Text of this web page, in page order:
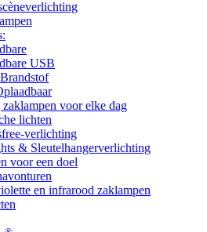
USB
zaklampen voor elke dag
lichten
verlichting
& Sleutelhangerverlichting
voor een doel
en infrarood zaklampen